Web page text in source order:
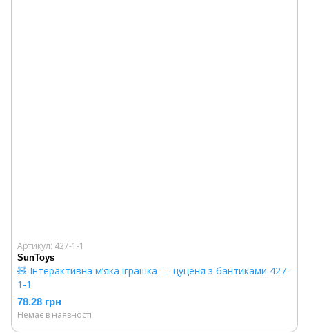
Артикул: 427-1-1
SunToys
🧸 Інтерактивна м’яка іграшка — цуценя з бантиками 427-
1-1
78.28 грн
Немає в наявності